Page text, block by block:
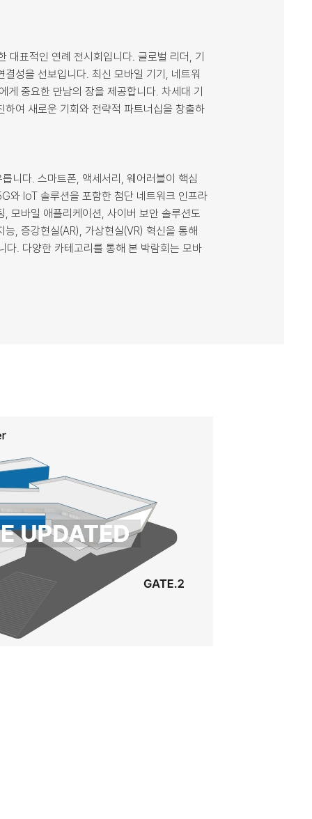
표적인 연례 전시회입니다. 글로벌 리더, 기
성을 선보입니다. 최신 모바일 기기, 네트워
게 중요한 만남의 장을 제공합니다. 차세대 기
여 새로운 기회와 전략적 파트너십을 창출하
니다. 스마트폰, 액세서리, 웨어러블이 핵심
와 IoT 솔루션을 포함한 첨단 네트워크 인프라
모바일 애플리케이션, 사이버 보안 솔루션도
, 증강현실(AR), 가상현실(VR) 혁신을 통해
다. 다양한 카테고리를 통해 본 박람회는 모바